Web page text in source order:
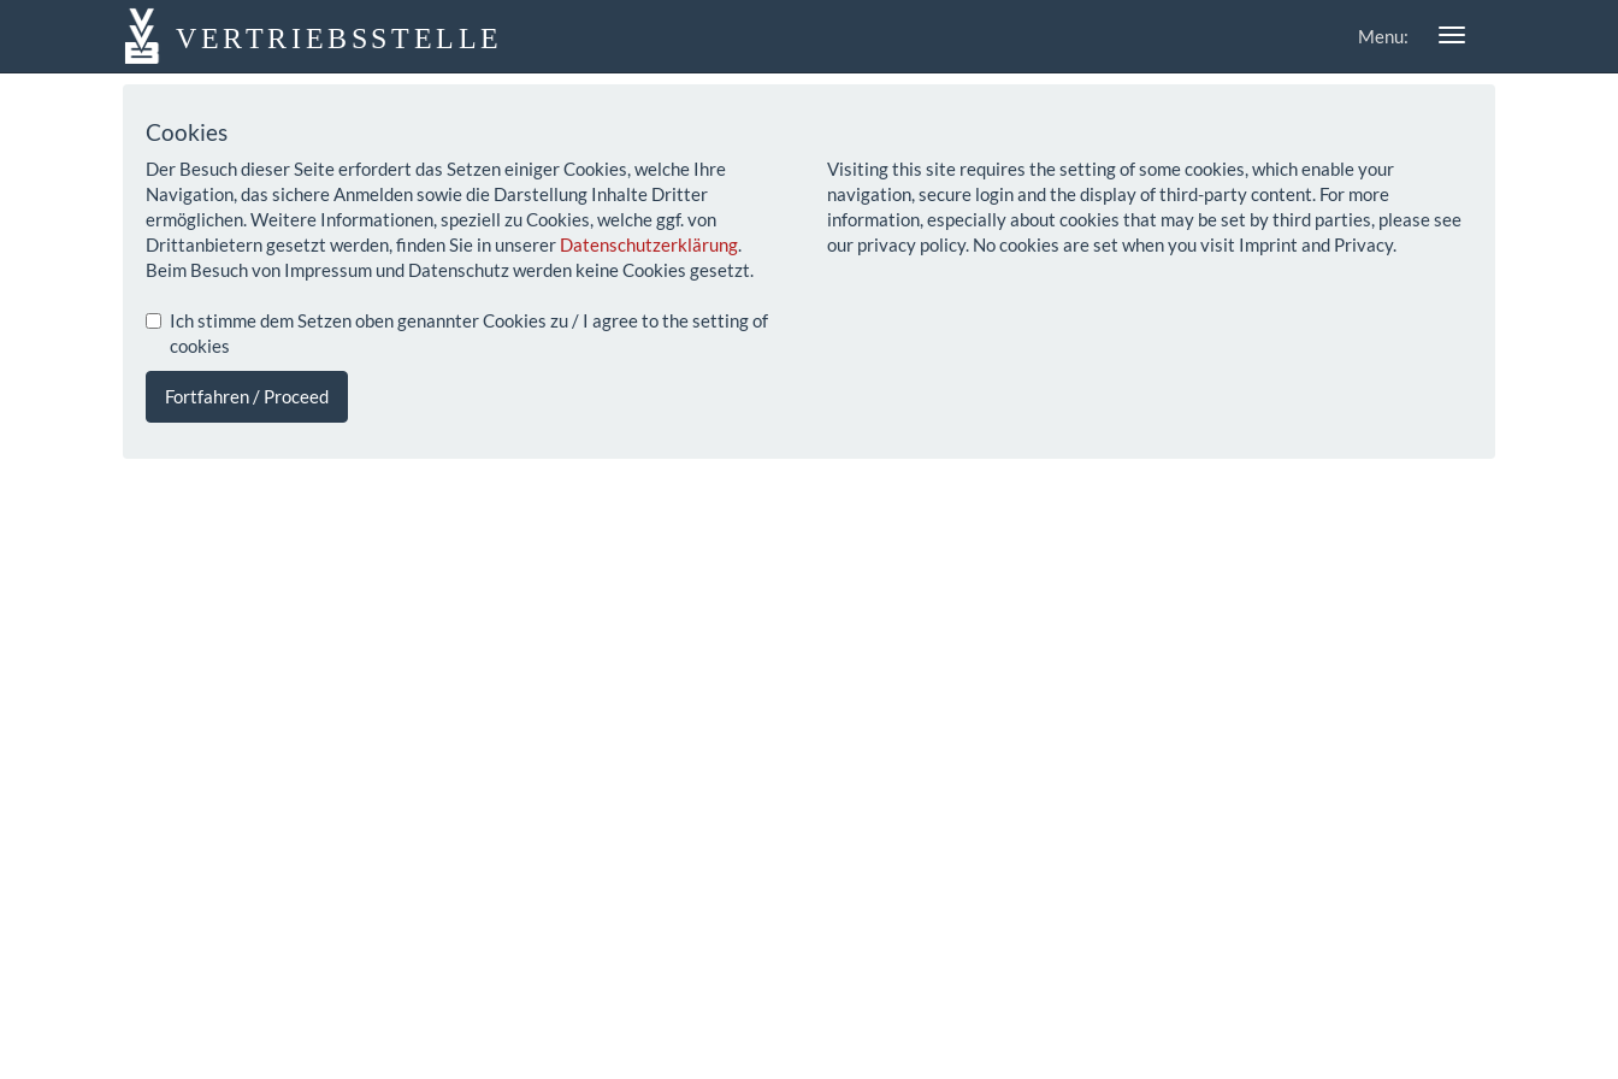
VERTRIEBSSTELLE Menu:
Cookies
Der Besuch dieser Seite erfordert das Setzen einiger Cookies, welche Ihre
Navigation, das sichere Anmelden sowie die Darstellung Inhalte Dritter
ermöglichen. Weitere Informationen, speziell zu Cookies, welche ggf. von
Drittanbietern gesetzt werden, finden Sie in unserer Datenschutzerklärung.
Beim Besuch von Impressum und Datenschutz werden keine Cookies gesetzt.
Ich stimme dem Setzen oben genannter Cookies zu / I agree to the setting of
cookies
Fortfahren / Proceed
Visiting this site requires the setting of some cookies, which enable your
navigation, secure login and the display of third-party content. For more
information, especially about cookies that may be set by third parties, please see
our privacy policy. No cookies are set when you visit Imprint and Privacy.